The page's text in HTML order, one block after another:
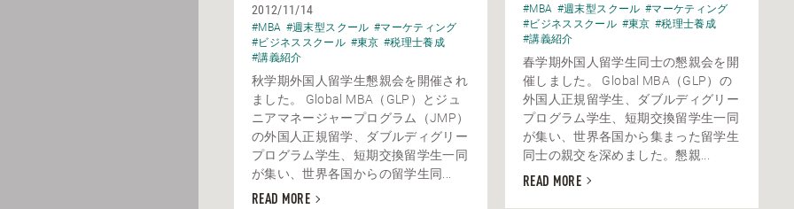
#MBA #週末型スクール #マーケティング
#ビジネススクール #東京 #税理士養成
#講義紹介
春学期外国人留学生同士の懇親会を開
催しました。 Global MBA（GLP）の
外国人正規留学生、ダブルディグリー
プログラム学生、短期交換留学生一同
が集い、世界各国から集まった留学生
同士の親交を深めました。懇親...
READ MORE
2012/11/14
#MBA #週末型スクール #マーケティング
#ビジネススクール #東京 #税理士養成
#講義紹介
秋学期外国人留学生懇親会を開催され
ました。 Global MBA（GLP）とジュ
ニアマネージャープログラム（JMP）
の外国人正規留学、ダブルディグリー
プログラム学生、短期交換留学生一同
が集い、世界各国からの留学生同...
READ MORE